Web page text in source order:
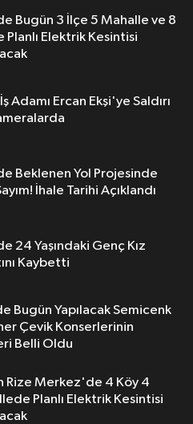
Bugün 3 İlçe 5 Mahalle ve 8
Planlı Elektrik Kesintisi
Adamı Ercan Ekşi'ye Saldırı
Beklenen Yol Projesinde
İhale Tarihi Açıklandı
24 Yaşındaki Genç Kız
Kaybetti
Bugün Yapılacak Semicenk
Çevik Konserlerinin
Belli Oldu
Rize Merkez'de 4 Köy 4
Planlı Elektrik Kesintisi